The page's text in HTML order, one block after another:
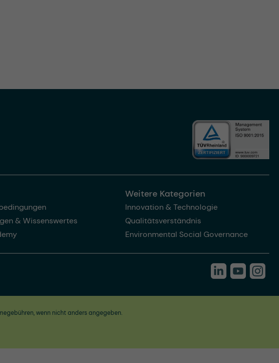
& Wissenswertes
Weitere Kategorien
Innovation & Technologie
Qualitätsverständnis
Environmental Social Governance
wenn nicht anders angegeben.